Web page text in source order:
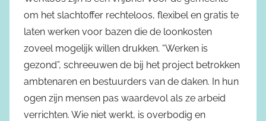
om het slachtoffer rechteloos, flexibel en gratis te
laten werken voor bazen die de loonkosten
zoveel mogelijk willen drukken. “Werken is
gezond”, schreeuwen de bij het project betrokken
ambtenaren en bestuurders van de daken. In hun
ogen zijn mensen pas waardevol als ze arbeid
verrichten. Wie niet werkt, is overbodig en